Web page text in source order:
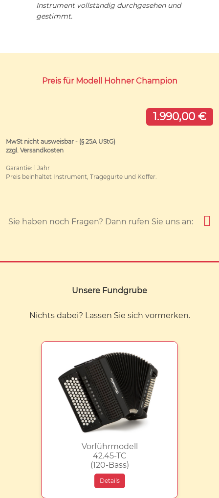
Instrument vollständig durchgesehen und
gestimmt.
Preis für Modell Hohner Champion
1.990,00 €
MwSt nicht ausweisbar - (§ 25A UStG)
zzgl. Versandkosten
Garantie: 1 Jahr
Preis beinhaltet Instrument, Tragegurte und Koffer.
Sie haben noch Fragen? Dann rufen Sie uns an:
Unsere Fundgrube
Nichts dabei? Lassen Sie sich vormerken.
Vorführmodell
42.45-TC
(120-Bass)
Details